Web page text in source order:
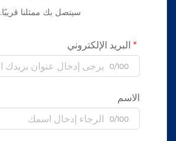
سيتصل بك ممثلنا قريبًا.
البريد الإلكتروني
0/100
الاسم
0/100